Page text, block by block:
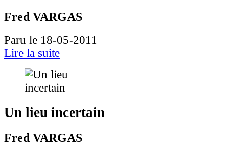
Fred VARGAS
Paru le 18-05-2011
Lire la suite
Un lieu incertain
Fred VARGAS